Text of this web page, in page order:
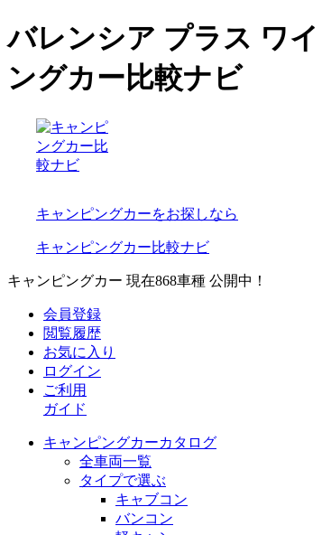
バレンシア プラス ワ
ングカー比較ナビ
キャンピングカーをお探しなら
キャンピングカー比較ナビ
キャンピングカー 現在868車種 公開中！
会員登録
閲覧履歴
お気に入り
ログイン
ご利用
ガイド
キャンピングカーカタログ
全車両一覧
タイプで選ぶ
キャブコン
バンコン